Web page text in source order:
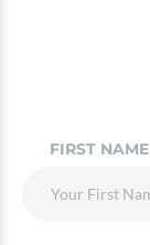
FIRST NAME